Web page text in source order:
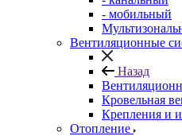
- мобильный
Вентиляционные
Назад
Кровельная
Крепления и
Отопление